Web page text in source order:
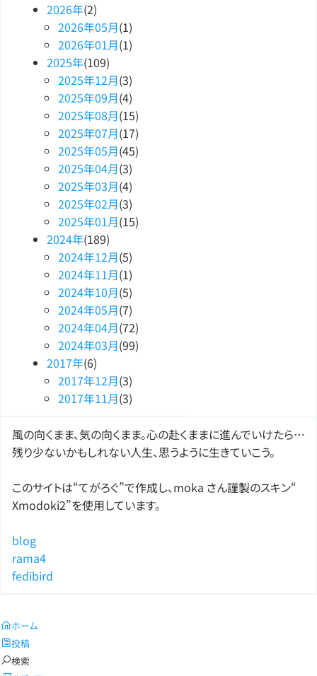
2026年(2)
2026年05月(1)
2026年01月(1)
2025年(109)
2025年12月(3)
2025年09月(4)
2025年08月(15)
2025年07月(17)
2025年05月(45)
2025年04月(3)
2025年03月(4)
2025年02月(3)
2025年01月(15)
2024年(189)
2024年12月(5)
2024年11月(1)
2024年10月(5)
2024年05月(7)
2024年04月(72)
2024年03月(99)
2017年(6)
2017年12月(3)
2017年11月(3)
風の向くまま、気の向くまま。心の赴くままに進んでいけたら…
残り少ないかもしれない人生、思うように生きていこう。
このサイトは“てがろぐ”で作成し、moka さん謹製のスキン“
Xmodoki2”を使用しています。
blog
rama4
fedibird
ホーム
投稿
検索